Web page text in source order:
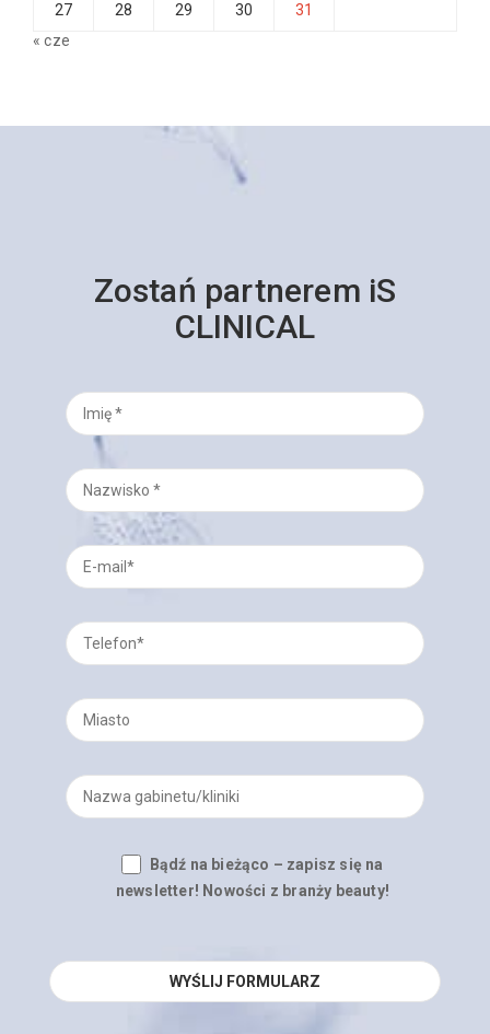
27 28 29 30
31
« cze
Zostań partnerem iS
CLINICAL
Bądź na bieżąco – zapisz się na
newsletter! Nowości z branży beauty!